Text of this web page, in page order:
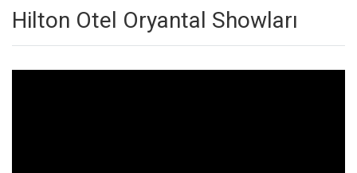
Hilton Otel Oryantal Showları